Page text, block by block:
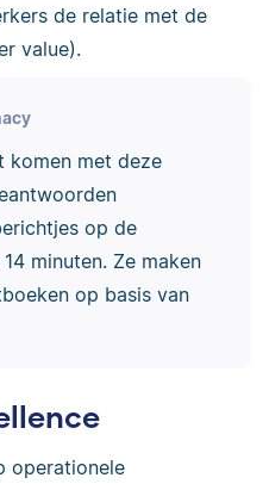
de relatie met de
value).
komen met deze
op de
minuten. Ze maken
op basis van
operationele